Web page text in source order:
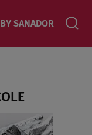
SANADOR